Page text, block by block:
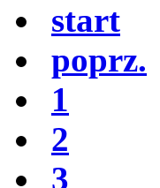
start
poprz.
1
2
3